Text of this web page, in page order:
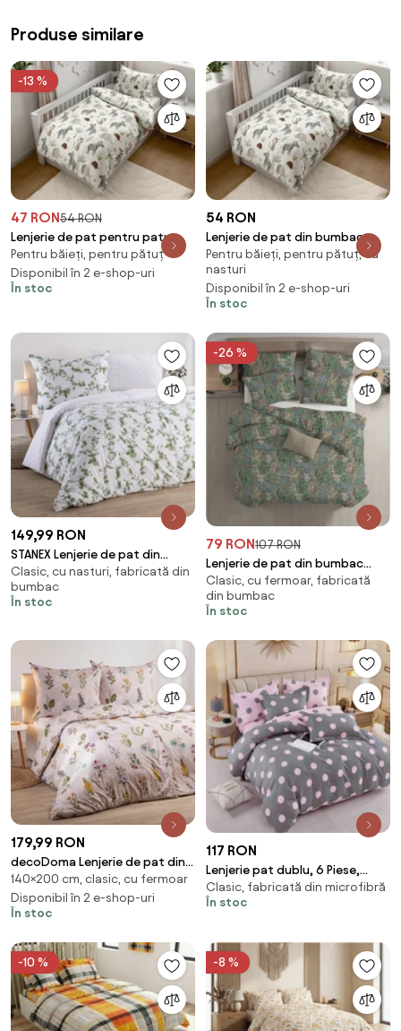
Produse similare
-13 %
47 RON54 RON
Lenjerie de pat pentru patut
Renforce JUNGARI crem
Dimensiune lenjerie de pat: 45 x
65 cm | 90 x 140 cm
Pentru băieți, pentru pătuț
Disponibil în 2 e-shop-uri
În stoc
54 RON
Lenjerie de pat din bumbac
pentru patut JUNGARI crem
Dimensiunile lenjeriei: 45 x 65
cm | 90 x 135 cm
Pentru băieți, pentru pătuț, cu
nasturi
Disponibil în 2 e-shop-uri
În stoc
149,99 RON
STANEX Lenjerie de pat din
bumbac EUCALIPT
Clasic, cu nasturi, fabricată din
bumbac
În stoc
-26 %
79 RON107 RON
Lenjerie de pat din bumbac
Renforce LUNARIA verde
Dimensiune lenjerie de pat: 70 x
90 cm | 140 x 200 cm
Clasic, cu fermoar, fabricată
din bumbac
În stoc
179,99 RON
decoDoma Lenjerie de pat din
microfibră IERBURI 2 pat simplu
140×200 cm, clasic, cu fermoar
Disponibil în 2 e-shop-uri
În stoc
117 RON
Lenjerie pat dublu, 6 Piese,
Finet Premium
Clasic, fabricată din microfibră
În stoc
-10 % -8 %